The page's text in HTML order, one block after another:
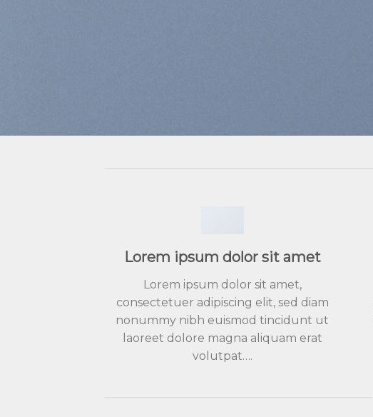
Lorem ipsum dolor sit amet
Lorem ipsum dolor sit amet,
consectetuer adipiscing elit, sed diam
nonummy nibh euismod tincidunt ut
laoreet dolore magna aliquam erat
volutpat….